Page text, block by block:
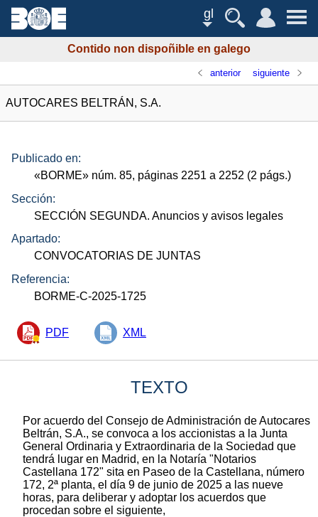
gl
Contido non dispoñible en galego
anterior siguiente
AUTOCARES BELTRÁN, S.A.
Publicado en:
«BORME» núm. 85, páginas 2251 a 2252 (2 págs.)
Sección:
SECCIÓN SEGUNDA. Anuncios y avisos legales
Apartado:
CONVOCATORIAS DE JUNTAS
Referencia:
BORME-C-2025-1725
PDF XML
TEXTO
Por acuerdo del Consejo de Administración de Autocares
Beltrán, S.A., se convoca a los accionistas a la Junta
General Ordinaria y Extraordinaria de la Sociedad que
tendrá lugar en Madrid, en la Notaría "Notarios
Castellana 172" sita en Paseo de la Castellana, número
172, 2ª planta, el día 9 de junio de 2025 a las nueve
horas, para deliberar y adoptar los acuerdos que
procedan sobre el siguiente,